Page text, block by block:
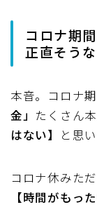
コロナ期
正直そうな
本音。コロナ
金」 たくさん
はない】
と思
コロナ休みた
【時間がもっ